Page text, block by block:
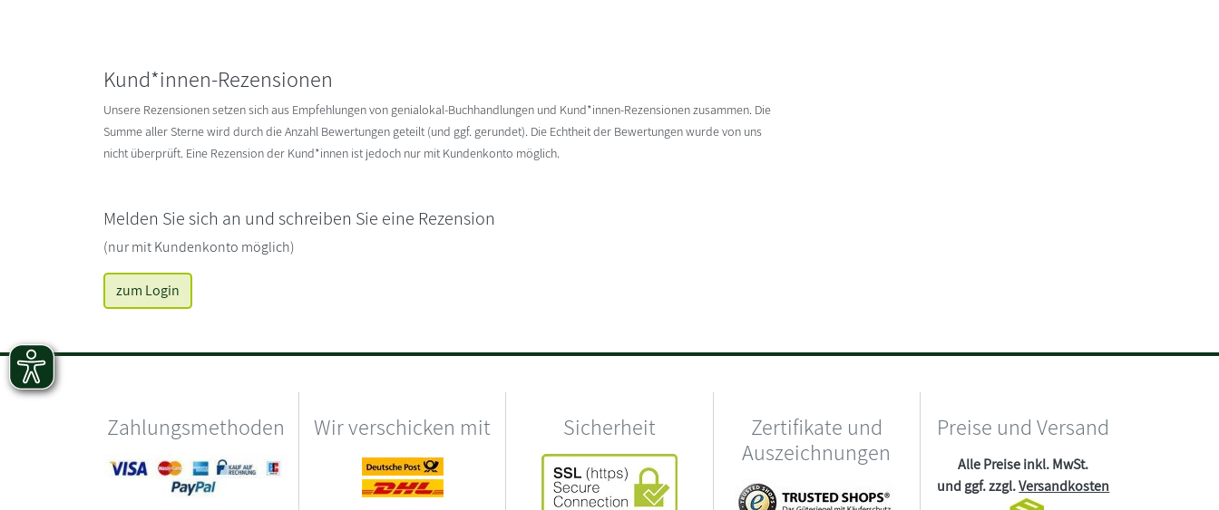
Kund*innen-Rezensionen
Unsere Rezensionen setzen sich aus Empfehlungen von genialokal-Buchhandlungen und Kund*innen-Rezensionen zusammen. Die
Summe aller Sterne wird durch die Anzahl Bewertungen geteilt (und ggf. gerundet). Die Echtheit der Bewertungen wurde von uns
nicht überprüft. Eine Rezension der Kund*innen ist jedoch nur mit Kundenkonto möglich.
Melden Sie sich an und schreiben Sie eine Rezension
(nur mit Kundenkonto möglich)
zum Login
Zahlungsmethoden Wir verschicken mit Sicherheit
Zertifikate und
Auszeichnungen
Preise und Versand
Alle Preise inkl. MwSt.
und ggf. zzgl.Versandkosten